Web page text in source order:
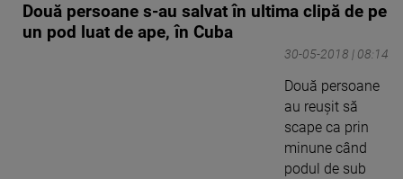
Două persoane s-au salvat în ultima clipă de pe
un pod luat de ape, în Cuba
30-05-2018 | 08:14
Două persoane
au reuşit să
scape ca prin
minune când
podul de sub